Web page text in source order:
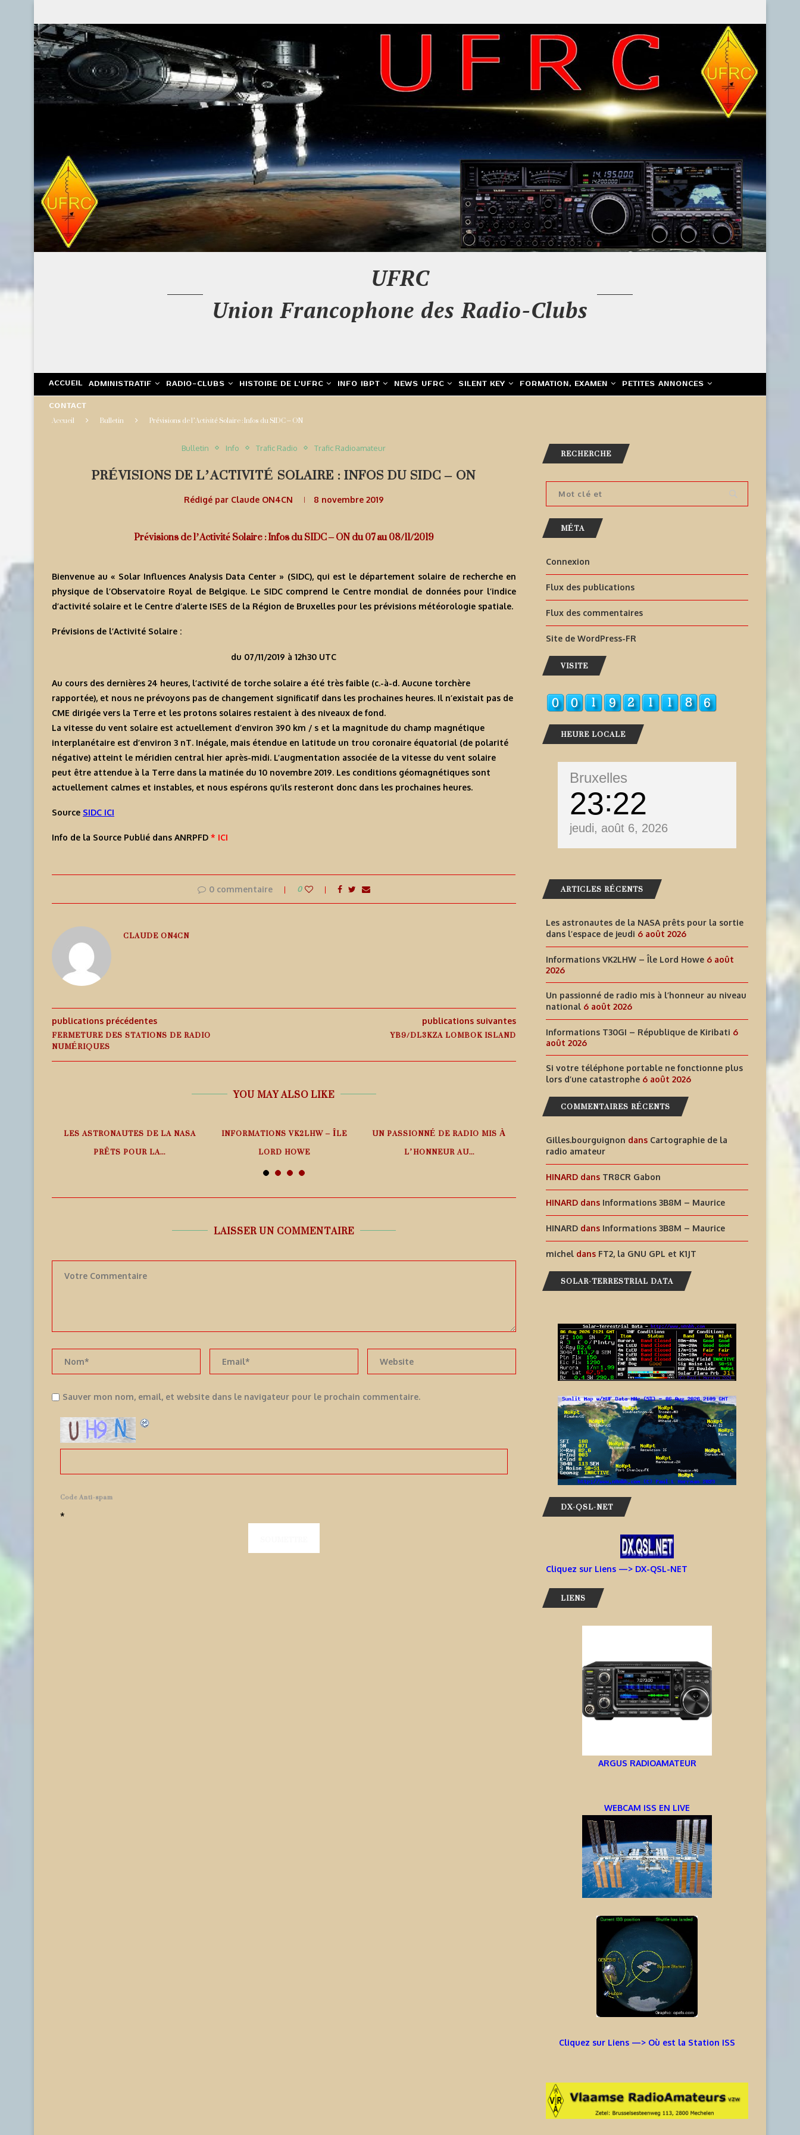
UFRC
Union Francophone des Radio-Clubs
ACCUEIL ADMINISTRATIF RADIO-CLUBS HISTOIRE DE L’UFRC INFO IBPT NEWS UFRC SILENT KEY FORMATION, EXAMEN PETITES ANNONCES
CONTACT
Accueil Bulletin Prévisions de l’Activité Solaire : Infos du SIDC – ON
Bulletin Info Trafic Radio Trafic Radioamateur
PRÉVISIONS DE L’ACTIVITÉ SOLAIRE : INFOS DU SIDC – ON
Rédigé par Claude ON4CN 8 novembre 2019
Prévisions de l’Activité Solaire : Infos du SIDC – ON du 07 au 08/11/2019
Bienvenue au « Solar Influences Analysis Data Center » (SIDC), qui est le département solaire de recherche en
physique de l’Observatoire Royal de Belgique. Le SIDC comprend le Centre mondial de données pour l’indice
d’activité solaire et le Centre d’alerte ISES de la Région de Bruxelles pour les prévisions météorologie spatiale.
Prévisions de l’Activité Solaire :
du 07/11/2019 à 12h30 UTC
Au cours des dernières 24 heures, l’activité de torche solaire a été très faible (c.-à-d. Aucune torchère
rapportée), et nous ne prévoyons pas de changement significatif dans les prochaines heures. Il n’existait pas de
CME dirigée vers la Terre et les protons solaires restaient à des niveaux de fond.
La vitesse du vent solaire est actuellement d’environ 390 km / s et la magnitude du champ magnétique
interplanétaire est d’environ 3 nT. Inégale, mais étendue en latitude un trou coronaire équatorial (de polarité
négative) atteint le méridien central hier après-midi. L’augmentation associée de la vitesse du vent solaire
peut être attendue à la Terre dans la matinée du 10 novembre 2019. Les conditions géomagnétiques sont
actuellement calmes et instables, et nous espérons qu’ils resteront donc dans les prochaines heures.
Source SIDC ICI
Info de la Source Publié dans ANRPFD * ICI
0 commentaire 0
CLAUDE ON4CN
publications précédentes
FERMETURE DES STATIONS DE RADIO
NUMÉRIQUES
publications suivantes
YB9/DL3KZA LOMBOK ISLAND
YOU MAY ALSO LIKE
LES ASTRONAUTES DE LA NASA
PRÊTS POUR LA...
INFORMATIONS VK2LHW – ÎLE
LORD HOWE
6 août 2026
UN PASSIONNÉ DE RADIO MIS À
L’HONNEUR AU...
INFORMATIONS T30GI –
RÉPUBLIQUE DE KIRIBATI
SI VOTRE TÉLÉPHONE
LAISSER UN COMMENTAIRE
Sauver mon nom, email, et website dans le navigateur pour le prochain commentaire.
Code Anti-spam
*
RECHERCHE
MÉTA
Connexion
Flux des publications
Flux des commentaires
Site de WordPress-FR
VISITE
HEURE LOCALE
Bruxelles
23 22
jeudi, août 6, 2026
ARTICLES RÉCENTS
Les astronautes de la NASA prêts pour la sortie
dans l’espace de jeudi 6 août 2026
Informations VK2LHW – Île Lord Howe 6 août
2026
Un passionné de radio mis à l’honneur au niveau
national 6 août 2026
Informations T30GI – République de Kiribati 6
août 2026
Si votre téléphone portable ne fonctionne plus
lors d’une catastrophe 6 août 2026
COMMENTAIRES RÉCENTS
Gilles.bourguignon dans Cartographie de la
radio amateur
HINARD dans TR8CR Gabon
HINARD dans Informations 3B8M – Maurice
HINARD dans Informations 3B8M – Maurice
michel dans FT2, la GNU GPL et K1JT
SOLAR-TERRESTRIAL DATA
DX-QSL-NET
Cliquez sur Liens —> DX-QSL-NET
LIENS
ARGUS RADIOAMATEUR
WEBCAM ISS EN LIVE
Cliquez sur Liens —> Où est la Station ISS